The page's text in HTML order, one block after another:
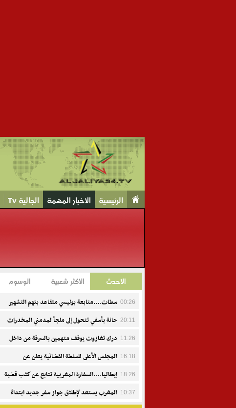
الرئيسية الاخبار المهمة الجالية Tv
الأحدث الأكثر شعبية الوسوم
00:26 سطات….متابعة بوليسي متقاعد بتهم التشهير
20:11 حانة بأسفي تتحول إلى ملجأ لمدمني المخدرات
11:26 درك تغازوت يوقف متهمين بالسرقة من داخل
16:18 المجلس الأعلى للسلطة القضائية يعلن عن
18:26 إيطاليا….السفارة المغربية تتابع عن كثب قضية
10:37 المغرب يستعد لإطلاق جواز سفر جديد ابتداءً
من 15 يوليوز.. تصميم حديث ومعايير أمنية متطورة